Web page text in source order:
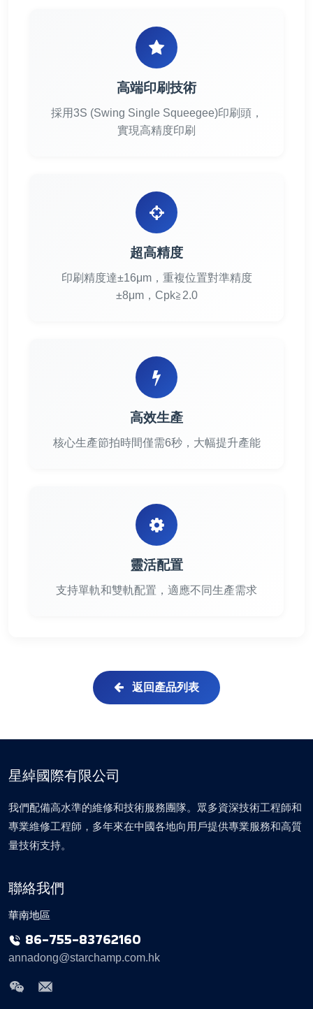
高端印刷技術
採用3S (Swing Single Squeegee)印刷頭，
實現高精度印刷
超高精度
印刷精度達±16μm，重複位置對準精度
±8μm，Cpk≧2.0
高效生產
核心生產節拍時間僅需6秒，大幅提升產能
靈活配置
支持單軌和雙軌配置，適應不同生產需求
返回產品列表
星綽國際有限公司
我們配備高水準的維修和技術服務團隊。眾多資深技術工程師和
專業維修工程師，多年來在中國各地向用戶提供專業服務和高質
量技術支持。
聯絡我們
華南地區
86-755-83762160
annadong@starchamp.com.hk